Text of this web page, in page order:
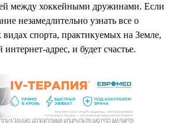
между хоккейными дружинами. Если
незамедлительно узнать все о
видах спорта, практикуемых на Земле,
адрес, и будет счастье.